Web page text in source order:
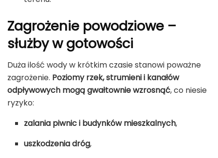
Zagrożenie powodziowe –
służby w gotowości
Duża ilość wody w krótkim czasie stanowi poważne
zagrożenie. Poziomy rzek, strumieni i kanałów
odpływowych mogą gwałtownie wzrosnąć, co niesie
ryzyko:
zalania piwnic i budynków mieszkalnych,
uszkodzenia dróg,